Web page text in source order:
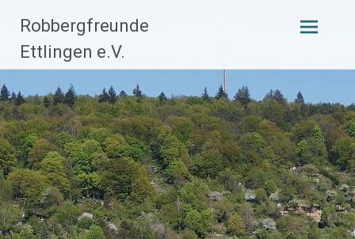
Robbergfreunde
Ettlingen e.V.
Zum
Inhalt